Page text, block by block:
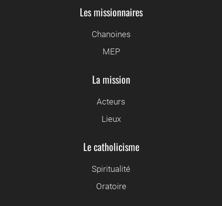
Les missionnaires
Chanoines
MEP
La mission
Acteurs
Lieux
Le catholicisme
Spiritualité
Oratoire